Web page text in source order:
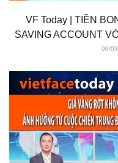
VF Today | TIỀN
SAVING ACCOUNT
06/